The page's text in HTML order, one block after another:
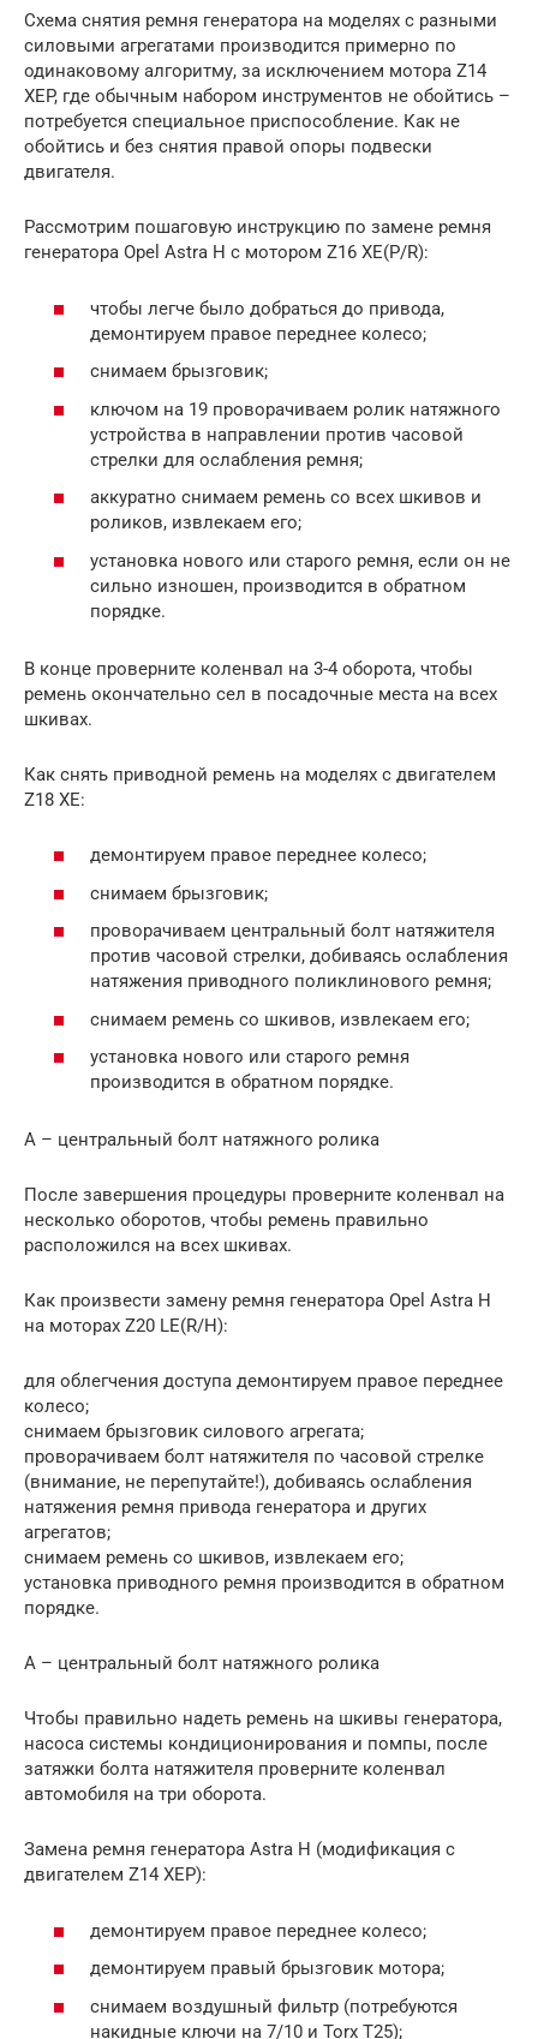
Схема снятия ремня генератора на моделях с разными
силовыми агрегатами производится примерно по
одинаковому алгоритму, за исключением мотора Z14
XEP, где обычным набором инструментов не обойтись –
потребуется специальное приспособление. Как не
обойтись и без снятия правой опоры подвески
двигателя.
Рассмотрим пошаговую инструкцию по замене ремня
генератора Opel Astra H с мотором Z16 XE(P/R):
чтобы легче было добраться до привода,
демонтируем правое переднее колесо;
снимаем брызговик;
ключом на 19 проворачиваем ролик натяжного
устройства в направлении против часовой
стрелки для ослабления ремня;
аккуратно снимаем ремень со всех шкивов и
роликов, извлекаем его;
установка нового или старого ремня, если он не
сильно изношен, производится в обратном
порядке.
В конце проверните коленвал на 3-4 оборота, чтобы
ремень окончательно сел в посадочные места на всех
шкивах.
Как снять приводной ремень на моделях с двигателем
Z18 XE:
демонтируем правое переднее колесо;
снимаем брызговик;
проворачиваем центральный болт натяжителя
против часовой стрелки, добиваясь ослабления
натяжения приводного поликлинового ремня;
снимаем ремень со шкивов, извлекаем его;
установка нового или старого ремня
производится в обратном порядке.
А – центральный болт натяжного ролика
После завершения процедуры проверните коленвал на
несколько оборотов, чтобы ремень правильно
расположился на всех шкивах.
Как произвести замену ремня генератора Opel Astra H
на моторах Z20 LE(R/Н):
для облегчения доступа демонтируем правое переднее
колесо;
снимаем брызговик силового агрегата;
проворачиваем болт натяжителя по часовой стрелке
(внимание, не перепутайте!), добиваясь ослабления
натяжения ремня привода генератора и других
агрегатов;
снимаем ремень со шкивов, извлекаем его;
установка приводного ремня производится в обратном
порядке.
А – центральный болт натяжного ролика
Чтобы правильно надеть ремень на шкивы генератора,
насоса системы кондиционирования и помпы, после
затяжки болта натяжителя проверните коленвал
автомобиля на три оборота.
Замена ремня генератора Astra H (модификация с
двигателем Z14 XEP):
демонтируем правое переднее колесо;
демонтируем правый брызговик мотора;
снимаем воздушный фильтр (потребуются
накидные ключи на 7/10 и Torx T25);